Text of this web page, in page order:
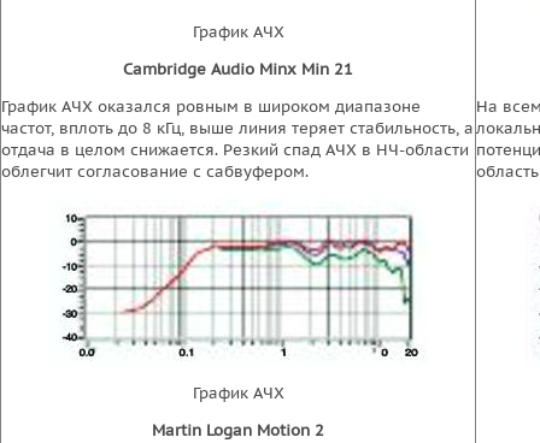
График АЧХ
Cambridge Audio Minx Min 21
График АЧХ оказался ровным в широком диапазоне
частот, вплоть до 8 кГц, выше линия теряет стабильность, а
отдача в целом снижается. Резкий спад АЧХ в НЧ-области
облегчит согласование с сабвуфером.
На
График АЧХ
Martin Logan Motion 2